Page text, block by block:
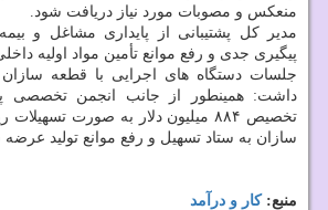
منعكس و مصوبات مورد نیاز دریافت شود.
مدیر كل پشتیبانی از پایداری مشاغل و
پیگیری جدی و رفع موانع تأمین مواد اولیه
جلسات دستگاه های اجرایی با قطعه سازان
داشت: همینطور از جانب انجمن تخصصی
تخصیص ۸۸۴ میلیون دلار به صورت
سازان به ستاد تسهیل و رفع موانع تولید
منبع:كار و درآمد